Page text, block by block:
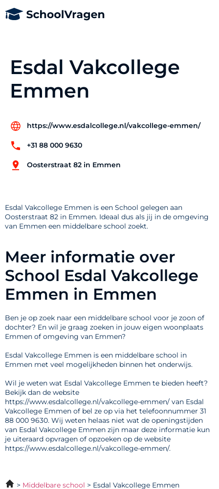
Esdal Vakcollege
Emmen
https://www.esdalcollege.nl/vakcollege-emmen/
+31 88 000 9630
Oosterstraat 82 in Emmen
Esdal Vakcollege Emmen is een School gelegen aan
Oosterstraat 82 in Emmen. Ideaal dus als jij in de omgeving
van Emmen een middelbare school zoekt.
Meer informatie over
School Esdal Vakcollege
Emmen in Emmen
Ben je op zoek naar een middelbare school voor je zoon of
dochter? En wil je graag zoeken in jouw eigen woonplaats
Emmen of omgeving van Emmen?
Esdal Vakcollege Emmen is een middelbare school in
Emmen met veel mogelijkheden binnen het onderwijs.
Wil je weten wat Esdal Vakcollege Emmen te bieden heeft?
Bekijk dan de website
https://www.esdalcollege.nl/vakcollege-emmen/ van Esdal
Vakcollege Emmen of bel ze op via het telefoonnummer 31
88 000 9630. Wij weten helaas niet wat de openingstijden
van Esdal Vakcollege Emmen zijn maar deze informatie kun
je uiteraard opvragen of opzoeken op de website
https://www.esdalcollege.nl/vakcollege-emmen/.
Middelbare school Esdal Vakcollege Emmen